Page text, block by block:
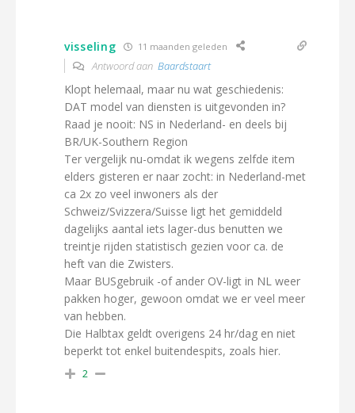
visseling 11 maanden geleden
Antwoord aan Baardstaart
Klopt helemaal, maar nu wat geschiedenis:
DAT model van diensten is uitgevonden in?
Raad je nooit: NS in Nederland- en deels bij
BR/UK-Southern Region
Ter vergelijk nu-omdat ik wegens zelfde item
elders gisteren er naar zocht: in Nederland-met
ca 2x zo veel inwoners als der
Schweiz/Svizzera/Suisse ligt het gemiddeld
dagelijks aantal iets lager-dus benutten we
treintje rijden statistisch gezien voor ca. de
heft van die Zwisters.
Maar BUSgebruik -of ander OV-ligt in NL weer
pakken hoger, gewoon omdat we er veel meer
van hebben.
Die Halbtax geldt overigens 24 hr/dag en niet
beperkt tot enkel buitendespits, zoals hier.
2